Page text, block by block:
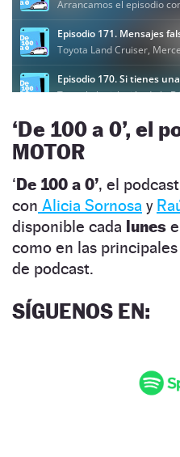
‘De 100 a 0’, el
MOTOR
‘De 100 a 0’, el
con Alicia Sornosa y
disponible cada lunes
como en las
de podcast.
SÍGUENOS EN: